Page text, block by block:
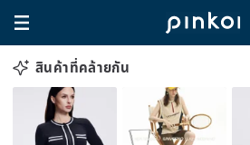
สินค้าที่คล้ายกัน